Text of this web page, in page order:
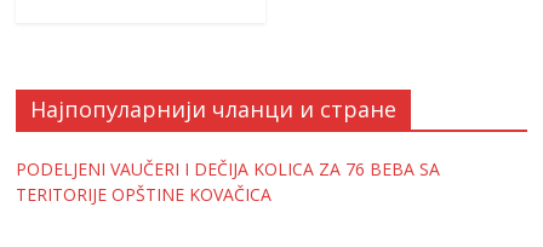
Најпопуларнији чланци и стране
PODELJENI VAUČERI I DEČIJA KOLICA ZA 76 BEBA SA
TERITORIJE OPŠTINE KOVAČICA